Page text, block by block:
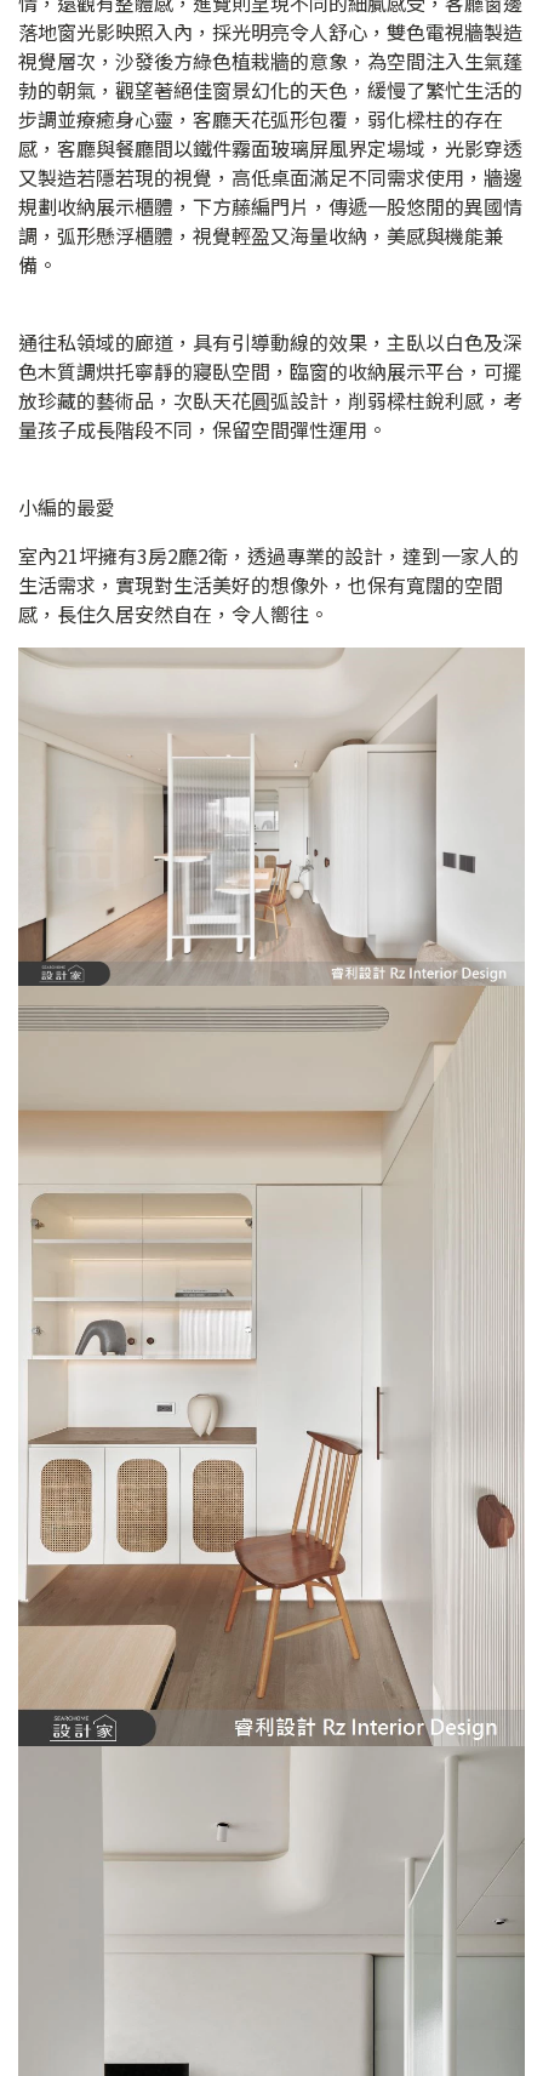
落地窗光影映照入內，採光明亮令人舒心，雙色電視牆製造
視覺層次，沙發後方綠色植栽牆的意象，為空間注入生氣蓬
勃的朝氣，觀望著絕佳窗景幻化的天色，緩慢了繁忙生活的
步調並療癒身心靈，客廳天花弧形包覆，弱化樑柱的存在
感，客廳與餐廳間以鐵件霧面玻璃屏風界定場域，光影穿透
又製造若隱若現的視覺，高低桌面滿足不同需求使用，牆邊
規劃收納展示櫃體，下方藤編門片，傳遞一股悠閒的異國情
調，弧形懸浮櫃體，視覺輕盈又海量收納，美感與機能兼
備。
通往私領域的廊道，具有引導動線的效果，主臥以白色及深
色木質調烘托寧靜的寢臥空間，臨窗的收納展示平台，可擺
放珍藏的藝術品，次臥天花圓弧設計，削弱樑柱銳利感，考
量孩子成長階段不同，保留空間彈性運用。
小編的最愛
室內21坪擁有3房2廳2衛，透過專業的設計，達到一家人的
生活需求，實現對生活美好的想像外，也保有寬闊的空間
感，長住久居安然自在，令人嚮往。